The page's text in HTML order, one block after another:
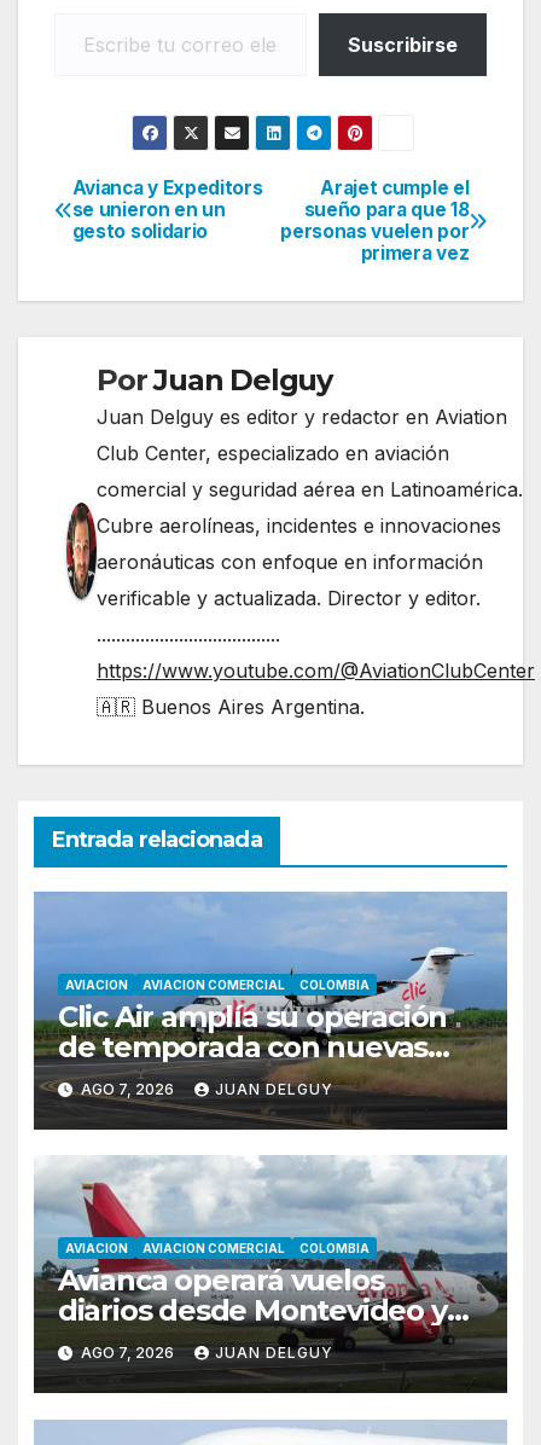
Suscribirse
Navegación
de
entradas
Arajet cumple el
sueño para que 18
personas vuelen por
primera vez
Avianca y Expeditors
se unieron en un
gesto solidario
PorJuan Delguy
Juan Delguy es editor y redactor en Aviation
Club Center, especializado en aviación
comercial y seguridad aérea en Latinoamérica.
Cubre aerolíneas, incidentes e innovaciones
aeronáuticas con enfoque en información
verificable y actualizada. Director y editor.
......................................
https://www.youtube.com/@AviationClubCenter
🇦🇷 Buenos Aires Argentina.
Entrada relacionada
AVIACION AVIACION COMERCIAL COLOMBIA
Clic Air amplía su operación
de temporada con nuevas
rutas hacia Cartagena y Tolú
AGO 7, 2026 JUAN DELGUY
AVIACION AVIACION COMERCIAL COLOMBIA
Avianca operará vuelos
diarios desde Montevideo y
Asunción hacia Bogotá
AGO 7, 2026 JUAN DELGUY